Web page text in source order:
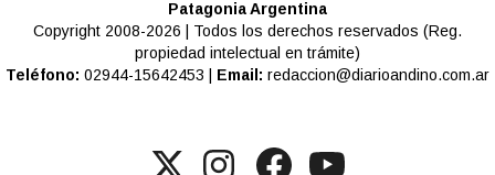
Patagonia Argentina
Copyright 2008-2026 | Todos los derechos reservados (Reg.
propiedad intelectual en trámite)
Teléfono: 02944-15642453 | Email: redaccion@diarioandino.com.ar